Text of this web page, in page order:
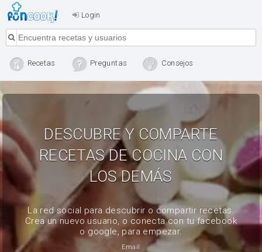
Login
Recetas Preguntas Consejos
DESCUBRE Y COMPARTE
RECETAS DE COCINA CON
LOS DEMÁS
La red social para descubrir o compartir recetas.
Crea un nuevo usuario, o conecta con tu facebook
o google, para empezar.
Email